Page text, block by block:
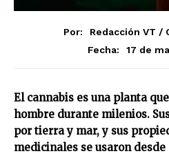
Por:
Redacción VT /
Fecha:
17 de
El cannabis es una planta
hombre durante milenios.
por tierra y mar, y sus
medicinales se usaron